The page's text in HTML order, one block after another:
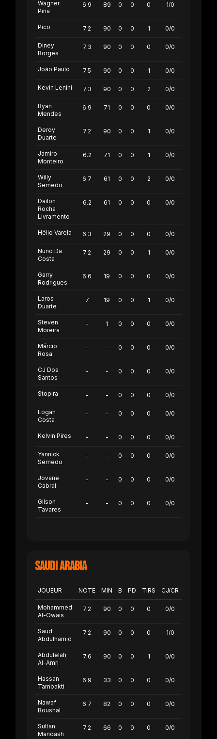
Wagner
Pina
6.9 89 0 0 0 1/0
Pico 7.2 90 0 0 1 0/0
Diney
Borges
7.3 90 0 0 0 0/0
João Paulo 7.5 90 0 0 1 0/0
Kevin Lenini 7.3 90 0 0 2 0/0
Ryan
Mendes
6.9 71 0 0 0 0/0
Deroy
Duarte
7.2 90 0 0 1 0/0
Jamiro
Monteiro
6.2 71 0 0 1 0/0
Willy
Semedo
6.7 61 0 0 2 0/0
Dailon
Rocha
Livramento
6.2 61 0 0 0 0/0
Hélio Varela 6.3 29 0 0 0 0/0
Nuno Da
Costa
7.2 29 0 0 1 0/0
Garry
Rodrigues
6.6 19 0 0 0 0/0
Laros
Duarte
7 19 0 0 1 0/0
Steven
Moreira
- 1 0 0 0 0/0
Márcio
Rosa
- - 0 0 0 0/0
CJ Dos
Santos
- - 0 0 0 0/0
Stopira - - 0 0 0 0/0
Logan
Costa
- - 0 0 0 0/0
Kelvin Pires - - 0 0 0 0/0
Yannick
Semedo
- - 0 0 0 0/0
Jovane
Cabral
- - 0 0 0 0/0
Gilson
Tavares
- - 0 0 0 0/0
Saudi Arabia
JOUEUR NOTE MIN B PD TIRS CJ/CR
Mohammed
Al-Owais
7.2 90 0 0 0 0/0
Saud
Abdulhamid
7.2 90 0 0 0 1/0
Abdulelah
Al-Amri
7.6 90 0 0 1 0/0
Hassan
Tambakti
6.9 33 0 0 0 0/0
Nawaf
Boushal
6.7 82 0 0 0 0/0
Sultan
Mandash
7.2 66 0 0 0 0/0